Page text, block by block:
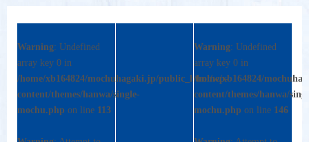
Warning: Undefined
array key 0 in
/home/xb164824/mochuhagaki.jp/public_html/wp-
content/themes/hanwa/single-
mochu.php on line 113
Warning: Undefined
array key 0 in
/home/xb164824/
content/themes/hanwa/
mochu.php on line 146